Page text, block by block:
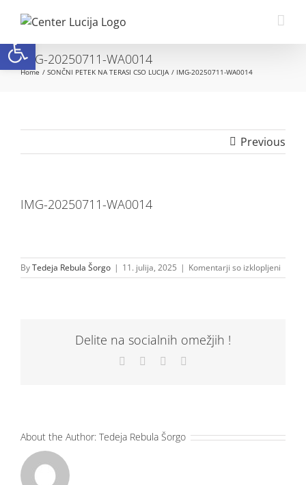
Open toolbar
content
IMG-20250711-WA0014
Home SONČNI PETEK NA TERASI CSO LUCIJA IMG-20250711-WA0014
Previous
IMG-20250711-WA0014
ByTedeja Rebula Šorgo | 11. julija, 2025 | Komentarji so izklopljeni
IMG-
Delite na socialnih omežjih !
Facebook LinkedIn
About the Author: Tedeja Rebula Šorgo